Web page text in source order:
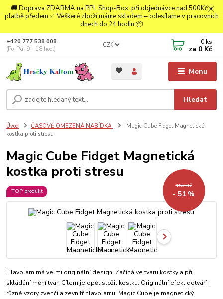
🚚 Doprava ZDARMA na PPL Shop-Box, při objednávce nad 500Kč a
platbě předem.✅ Veškeré zboží máme skladem – odesíláme v pracovních
dnech do 24 hodin.📦
Menu
CZK
Hledat
+420 777 538 008
(Po-Pá, 9 - 18 hod.)
0 ks
za 0 Kč
Úvod ČASOVĚ OMEZENÁ NABÍDKA
Magic Cube Fidget Magnetická
kostka proti stresu
Magic Cube Fidget Magnetická
kostka proti stresu
TOP produkt
159 Kč
- 51 %
Hlavolam má velmi originální design. Začíná ve tvaru kostky a při
skládání mění tvar. Cílem je opět složit kostku. Originální efekt dotváří i
různé vzory zvenčí a zevnitř hlavolamu. Magic Cube je magnetický